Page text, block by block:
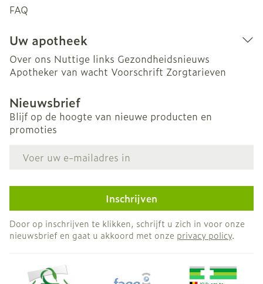
FAQ
Uw apotheek
Over ons Nuttige links Gezondheidsnieuws
Apotheker van wacht Voorschrift Zorgtarieven
Nieuwsbrief
Blijf op de hoogte van nieuwe producten en
promoties
Inschrijven
Door op inschrijven te klikken, schrijft u zich in voor onze
nieuwsbrief en gaat u akkoord met onze privacy policy.